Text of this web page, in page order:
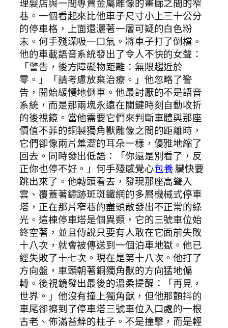
理髮店與一間專賣金屬雕像的畫廊之間的窄
巷。一個看起來比他車子尺寸小上三十公分
的停車格，上面還灑著一層可疑的白色粉
末。何手殘深吸一口氣。將車子打了倒檔。
他的車載語音系統發出了令人不快的女聲：
「警告，後方障礙物距離：無限趨近於
零。」「請考慮放棄治療。」他忽略了警
告，開始緩慢地倒車。他最討厭的不是語音
系統，而是那兩塊永遠在關鍵時刻自動收折
的後視鏡。當他需要它們來判斷車體與那座
價值不菲的銅製獨角獸雕像之間的距離時，
它們卻像兩片羞澀的耳朵一樣，優雅地縮了
回去。同時發出低語：「你還是別看了，反
正你也停不好。」何手殘感覺心包養臟快要
跳出來了。他轉頭看去，發現那座高聳入
雲、覆蓋著鏽跡斑斑鐵網的多層機械式停車
塔，正在那片窄巷的盡頭散發出不正常的綠
光。這棟停車塔是個異類，它的三號車位始
終空著，並且傳說只要有人敢在它面前失敗
十八次，就會被傳送到一個泊車地獄。他已
經失敗了十七次。現在是第十八次。他打了
方向盤，車頭朝著銅獨角獸的方向猛地偏
轉。後視鏡發出最後的溫柔提醒：「再見，
世界。」他沒有撞上獨角獸，但他那顫抖的
車尾卻擦到了停車塔三號車位入口處的一根
古老、佈滿苔蘚的柱子。不是撞擊，而是輕